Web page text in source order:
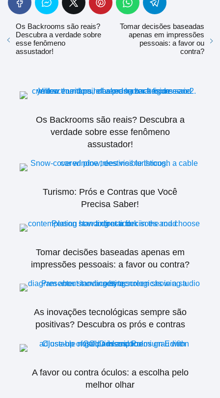
Os Backrooms são reais?
Descubra a verdade sobre
esse fenômeno
assustador!
Tomar decisões baseadas
apenas em impressões
pessoais: a favor ou
contra?
Os Backrooms são reais? Descubra a
verdade sobre esse fenômeno
assustador!
Turismo: Prós e Contras que Você
Precisa Saber!
Tomar decisões baseadas apenas em
impressões pessoais: a favor ou contra?
As inovações tecnológicas sempre são
positivas? Descubra os prós e contras
A favor ou contra óculos: a escolha pelo
melhor olhar